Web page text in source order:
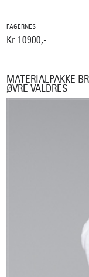
FAGERNES
Kr 10900,-
MATERIALPAKKE
ØVRE VALDRES